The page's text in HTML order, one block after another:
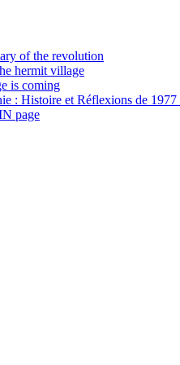
of the revolution
hermit village
is coming
: Histoire et Réflexions de 1977
page